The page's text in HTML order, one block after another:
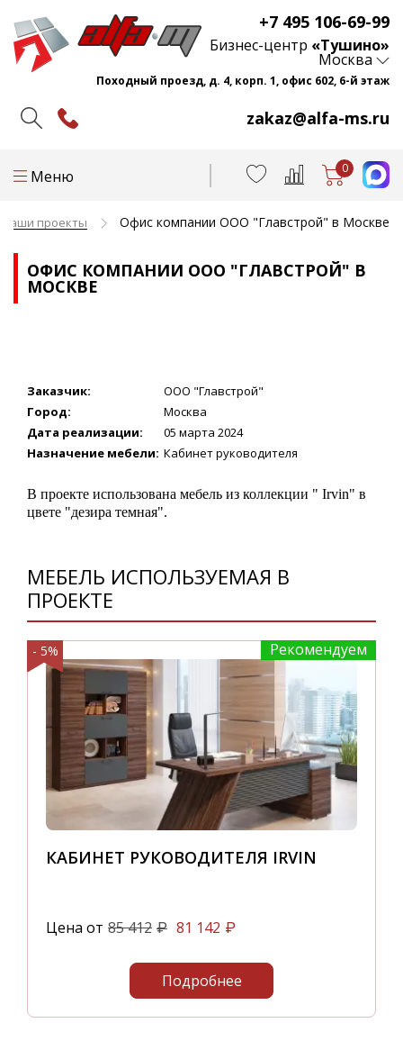
+7 495 106-69-99
zakaz@alfa-ms.ru
Бизнес-центр «Тушино»
Москва
Походный проезд, д. 4, корп. 1, офис 602, 6-й этаж
Меню 0
Наши проекты Офис компании ООО "Главстрой" в Москве
ОФИС КОМПАНИИ ООО "ГЛАВСТРОЙ" В
МОСКВЕ
Заказчик:
ООО "Главстрой"
Город:
Москва
Дата реализации:
05 марта 2024
Назначение мебели: Кабинет руководителя
В проекте использована мебель из коллекции " Irvin" в
цвете "дезира темная".
МЕБЕЛЬ ИСПОЛЬЗУЕМАЯ В
ПРОЕКТЕ
Рекомендуем
- 5%
КАБИНЕТ РУКОВОДИТЕЛЯ IRVIN
Цена от 85 412 ₽ 81 142 ₽
Подробнее